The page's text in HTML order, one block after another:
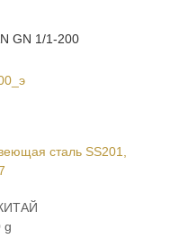
GN 1/1-200
сталь SS201,
g